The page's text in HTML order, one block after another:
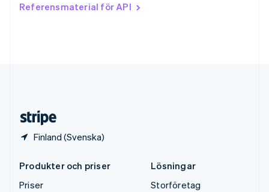
Referensmaterial för API
Finland (Svenska)
English
Produkter och priser
Priser
Lösningar
Storföretag